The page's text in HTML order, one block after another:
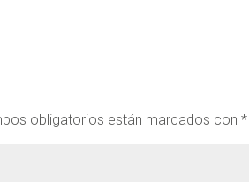
obligatorios están marcados con *